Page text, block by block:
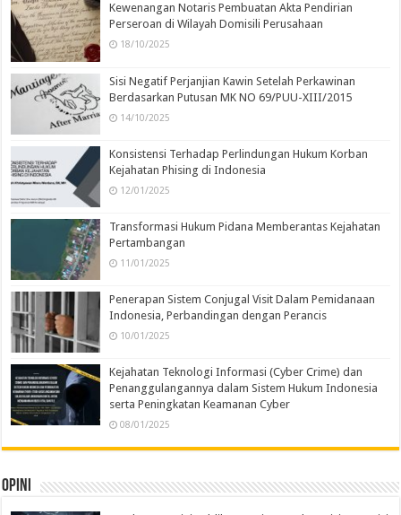
Kewenangan Notaris Pembuatan Akta Pendirian
Perseroan di Wilayah Domisili Perusahaan
18/10/2025
Sisi Negatif Perjanjian Kawin Setelah Perkawinan
Berdasarkan Putusan MK NO 69/PUU-XIII/2015
14/10/2025
Konsistensi Terhadap Perlindungan Hukum Korban
Kejahatan Phising di Indonesia
12/01/2025
Transformasi Hukum Pidana Memberantas Kejahatan
Pertambangan
11/01/2025
Penerapan Sistem Conjugal Visit Dalam Pemidanaan
Indonesia, Perbandingan dengan Perancis
10/01/2025
Kejahatan Teknologi Informasi (Cyber Crime) dan
Penanggulangannya dalam Sistem Hukum Indonesia
serta Peningkatan Keamanan Cyber
08/01/2025
Opini